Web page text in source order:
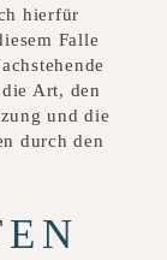
hierfür
Falle
Art, den
und die
durch den